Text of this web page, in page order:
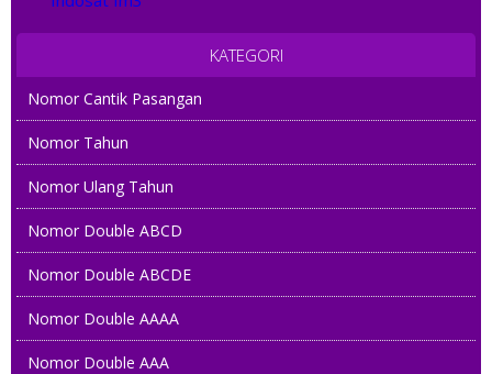
KATEGORI
Nomor Cantik Pasangan
Nomor Tahun
Nomor Ulang Tahun
Nomor Double ABCD
Nomor Double ABCDE
Nomor Double AAAA
Nomor Double AAA